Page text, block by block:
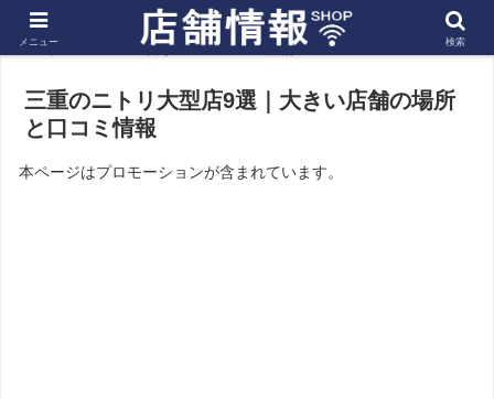
ホーム 東海 三重の店舗
三重のニトリ大型店9選｜大きい店舗の場所
と口コミ情報
本ページはプロモーションが含まれています。
メニュー 検索